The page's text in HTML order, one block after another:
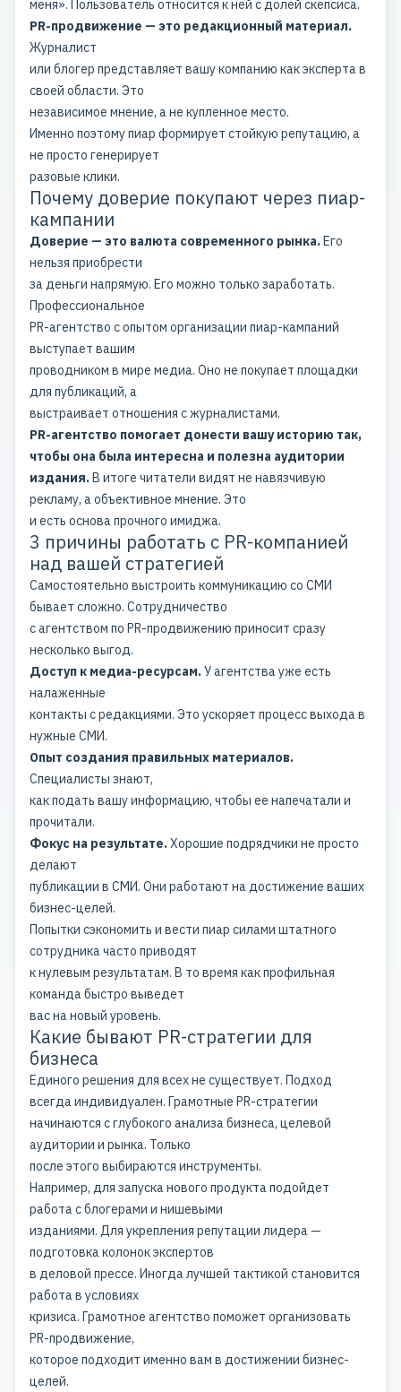
меня». Пользователь относится к ней с долей скепсиса.
PR-продвижение — это редакционный материал.
Журналист
или блогер представляет вашу компанию как эксперта в
своей области. Это
независимое мнение, а не купленное место.
Именно поэтому пиар формирует стойкую репутацию, а
не просто генерирует
разовые клики.
Почему доверие покупают через пиар-
кампании
Доверие — это валюта современного рынка.Его
нельзя приобрести
за деньги напрямую. Его можно только заработать.
Профессиональное
PR-агентство с опытом организации пиар-кампаний
выступает вашим
проводником в мире медиа. Оно не покупает площадки
для публикаций, а
выстраивает отношения с журналистами.
PR-агентство помогает донести вашу историю так,
чтобы она была интересна и полезна аудитории
издания.В итоге читатели видят не навязчивую
рекламу, а объективное мнение. Это
и есть основа прочного имиджа.
3 причины работать с PR-компанией
над вашей стратегией
Самостоятельно выстроить коммуникацию со СМИ
бывает сложно. Сотрудничество
с агентством по PR-продвижению приносит сразу
несколько выгод.
Доступ к медиа-ресурсам.У агентства уже есть
налаженные
контакты с редакциями. Это ускоряет процесс выхода в
нужные СМИ.
Опыт создания правильных материалов.
Специалисты знают,
как подать вашу информацию, чтобы ее напечатали и
прочитали.
Фокус на результате.Хорошие подрядчики не просто
делают
публикации в СМИ. Они работают на достижение ваших
бизнес-целей.
Попытки сэкономить и вести пиар силами штатного
сотрудника часто приводят
к нулевым результатам. В то время как профильная
команда быстро выведет
вас на новый уровень.
Какие бывают PR-стратегии для
бизнеса
Единого решения для всех не существует. Подход
всегда индивидуален. Грамотные PR-стратегии
начинаются с глубокого анализа бизнеса, целевой
аудитории и рынка. Только
после этого выбираются инструменты.
Например, для запуска нового продукта подойдет
работа с блогерами и нишевыми
изданиями. Для укрепления репутации лидера —
подготовка колонок экспертов
в деловой прессе. Иногда лучшей тактикой становится
работа в условиях
кризиса. Грамотное агентство поможет организовать
PR-продвижение,
которое подходит именно вам в достижении бизнес-
целей.